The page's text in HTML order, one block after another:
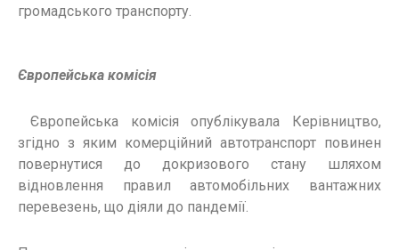
громадського транспорту.
Європейська комісія
Європейська комісія опублікувала Керівництво,
згідно з яким комерційний автотранспорт повинен
повернутися до докризового стану шляхом
відновлення правил автомобільних вантажних
перевезень, що діяли до пандемії.